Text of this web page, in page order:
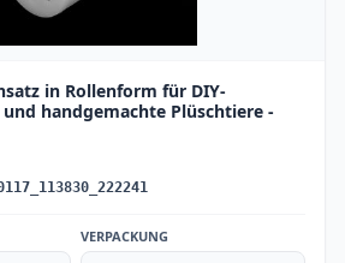
in Rollenform für DIY-
handgemachte Plüschtiere -
VERPACKUNG